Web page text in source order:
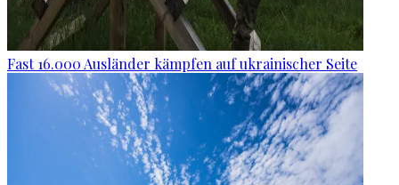
Fast 16.000 Ausländer kämpfen auf ukrainischer Seite